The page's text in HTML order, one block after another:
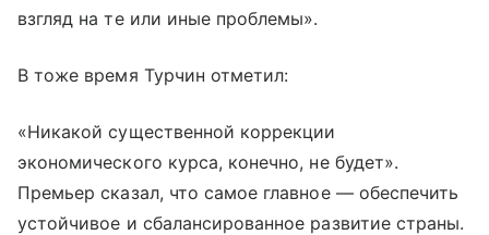
взгляд на те или иные проблемы».
В тоже время Турчин отметил:
«Никакой существенной коррекции
экономического курса, конечно, не будет».
Премьер сказал, что самое главное — обеспечить
устойчивое и сбалансированное развитие страны.